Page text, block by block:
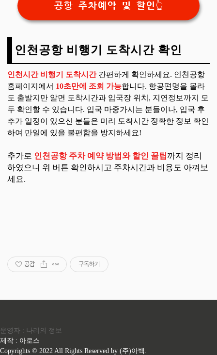
공항 주차예약 및 할인👆
인천공항 비행기 도착시간 확인
인천시간 비행기 도착시간간편하게 확인하세요. 인천공항
홈페이지에서 10초만에 조회 가능합니다. 항공편명을 몰라
도 출발지만 알면 도착시간과 입국장 위치, 지연정보까지 모
두 확인할 수 있습니다. 입국 마중가시는 분들이나, 입국 후
추가 일정이 있으신 분들은 미리 도착시간 정확한 정보 확인
하여 만일에 있을 불편함을 방지하세요!
추가로 인천공항 주차 예약 방법와 할인 꿀팁까지 정리
하였으니 위 버튼 확인하시고 주차시간과 비용도 아껴보
세요.
공감 구독하기
운영자 : 나리의 정보
제작 : 아로스
Copyrights © 2022 All Rights Reserved by (주)아백.